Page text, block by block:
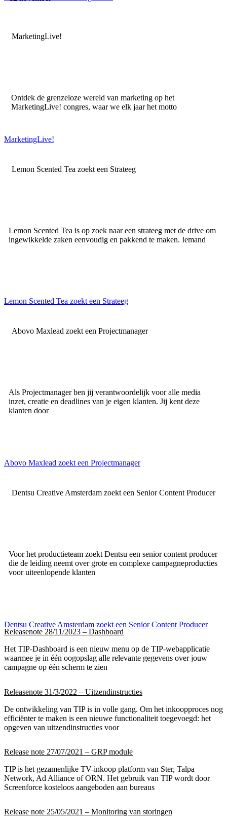
MarketingLive!
Ontdek de grenzeloze wereld van marketing op het
MarketingLive! congres, waar we elk jaar het motto
MarketingLive!
Lemon Scented Tea zoekt een Strateeg
Lemon Scented Tea is op zoek naar een strateeg met de drive om
ingewikkelde zaken eenvoudig en pakkend te maken. Iemand
Lemon Scented Tea zoekt een Strateeg
Abovo Maxlead zoekt een Projectmanager
Als Projectmanager ben jij verantwoordelijk voor alle media
inzet, creatie en deadlines van je eigen klanten. Jij kent deze
klanten door
Abovo Maxlead zoekt een Projectmanager
Dentsu Creative Amsterdam zoekt een Senior Content Producer
Voor het productieteam zoekt Dentsu een senior content producer
die de leiding neemt over grote en complexe campagneproducties
voor uiteenlopende klanten
Dentsu Creative Amsterdam zoekt een Senior Content Producer
Releasenote 28/11/2023 – Dashboard
Het TIP-Dashboard is een nieuw menu op de TIP-webapplicatie
waarmee je in één oogopslag alle relevante gegevens over jouw
campagne op één scherm te zien
Releasenote 31/3/2022 – Uitzendinstructies
De ontwikkeling van TIP is in volle gang. Om het inkoopproces nog
efficiënter te maken is een nieuwe functionaliteit toegevoegd: het
opgeven van uitzendinstructies voor
Release note 27/07/2021 – GRP module
TIP is het gezamenlijke TV-inkoop platform van Ster, Talpa
Network, Ad Alliance of ORN. Het gebruik van TIP wordt door
Screenforce kosteloos aangeboden aan bureaus
Release note 25/05/2021 – Monitoring van storingen